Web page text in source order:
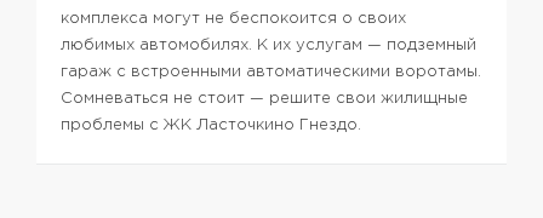
комплекса могут не беспокоится о своих
любимых автомобилях. К их услугам — подземный
гараж с встроенными автоматическими воротамы.
Сомневаться не стоит — решите свои жилищные
проблемы с ЖК Ласточкино Гнездо.